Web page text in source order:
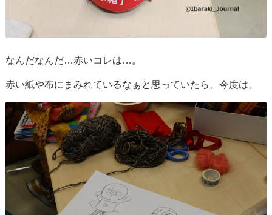
なんだなんだ…赤いコレは…。
赤い紙や布にまみれているなぁと思っていたら、今度は、